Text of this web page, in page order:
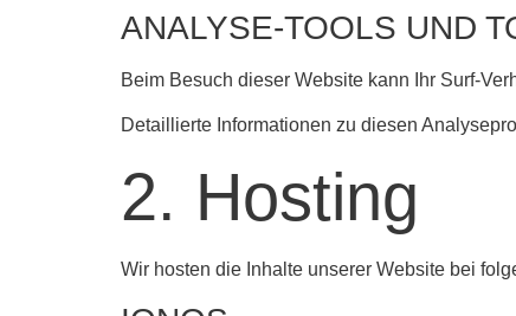
ANALYSE-TOOLS UND
Beim Besuch dieser Website kann Ihr Surf-
Detaillierte Informationen zu diesen
2. Hosting
Wir hosten die Inhalte unserer Website bei